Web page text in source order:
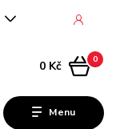
Menu
0
0 Kč